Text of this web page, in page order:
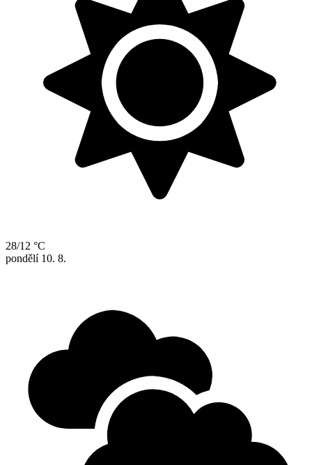
28/12 °C
pondělí 10. 8.